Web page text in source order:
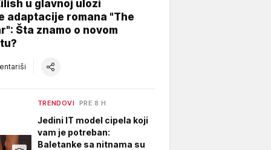
u glavnoj ulozi
adaptacije romana "The
Šta znamo o novom
TRENDOVI PRE 8 H
Jedini IT model cipela koji
vam je potreban:
Baletanke sa nitnama su